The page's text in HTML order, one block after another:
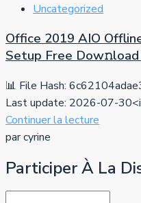
Uncategorized
Office 2019 AIO
Setup Frее
📊 File Hash:
Last update: 2026-07-
Continuer la lecture
par cyrine
Participer À La